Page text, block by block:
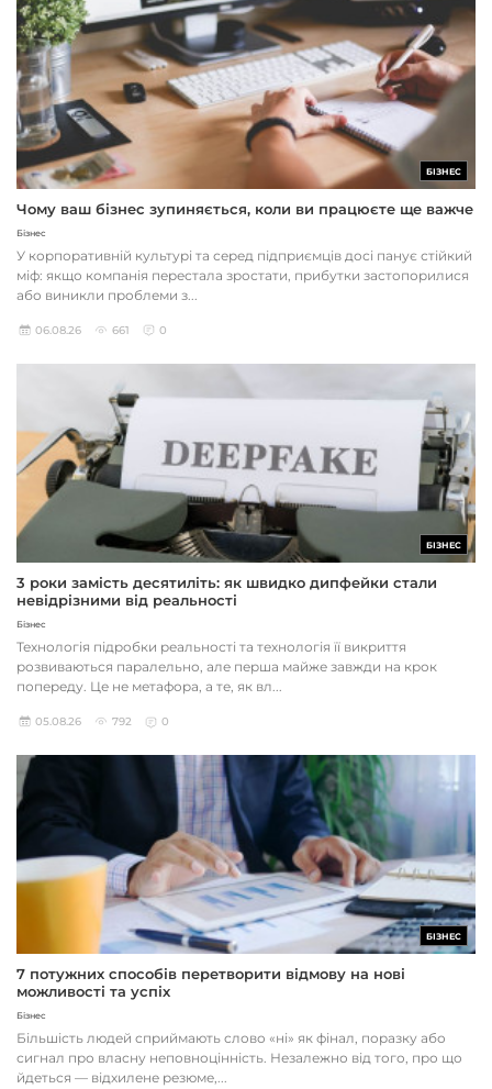
БІЗНЕС
Чому ваш бізнес зупиняється, коли ви працюєте ще важче
Бізнес
У корпоративній культурі та серед підприємців досі панує стійкий
міф: якщо компанія перестала зростати, прибутки застопорилися
або виникли проблеми з...
06.08.26 661 0
БІЗНЕС
3 роки замість десятиліть: як швидко дипфейки стали
невідрізними від реальності
Бізнес
Технологія підробки реальності та технологія її викриття
розвиваються паралельно, але перша майже завжди на крок
попереду. Це не метафора, а те, як вл...
05.08.26 792 0
БІЗНЕС
7 потужних способів перетворити відмову на нові
можливості та успіх
Бізнес
Більшість людей сприймають слово «ні» як фінал, поразку або
сигнал про власну неповноцінність. Незалежно від того, про що
йдеться — відхилене резюме,...